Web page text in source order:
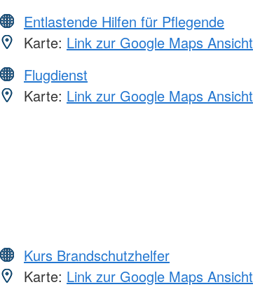
Entlastende Hilfen für Pflegende
Karte: Link zur Google Maps Ansicht
Flugdienst
Karte: Link zur Google Maps Ansicht
Kurs Brandschutzhelfer
Karte: Link zur Google Maps Ansicht